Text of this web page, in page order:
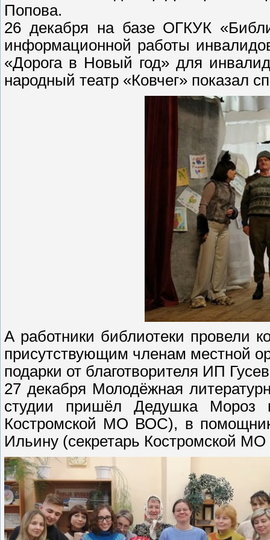
Попова.
26 декабря на базе ОГКУК
информационной работы
«Дорога в Новый год» для
народный театр «Ковчег» показал
А работники библиотеки провели
присутствующим членам местной
подарки от благотворителя ИП
27 декабря Молодёжная
студии пришёл Дедушка Мороз
Костромской МО ВОС), в
Ильину (секретарь Костромской